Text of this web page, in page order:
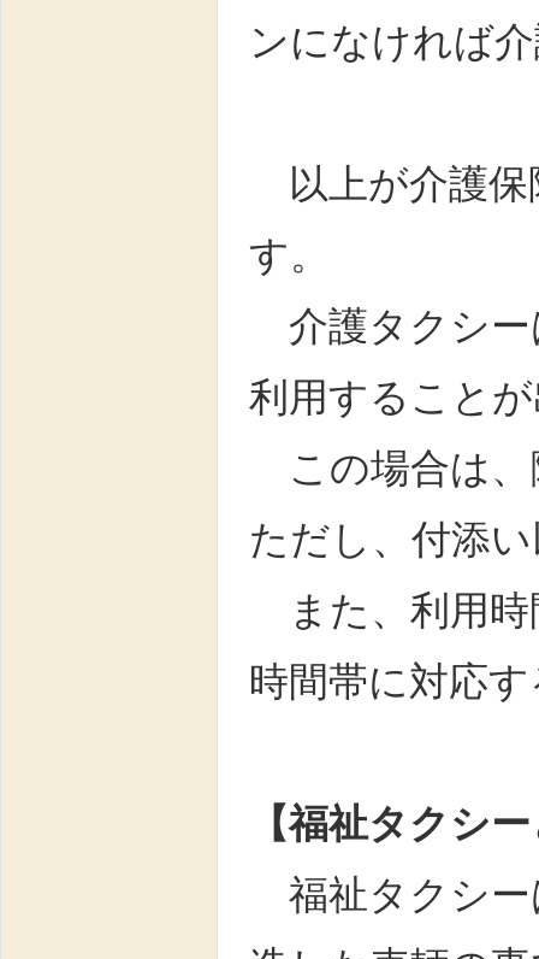
ンになければ
以上が介護保
す。
介護タクシー
利用すること
この場合は、
ただし、付添
また、利用時
時間帯に対応
【福祉タクシ
福祉タクシー